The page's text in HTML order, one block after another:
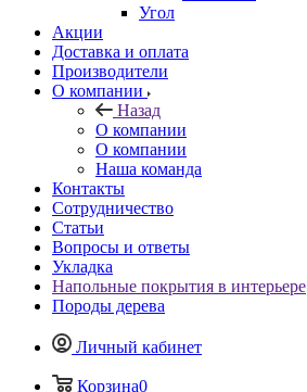
Угол
Акции
Доставка и оплата
Производители
О компании
Назад
О компании
О компании
Наша команда
Контакты
Сотрудничество
Статьи
Вопросы и ответы
Укладка
Напольные покрытия в интерьере
Породы дерева
Личный кабинет
Корзина0